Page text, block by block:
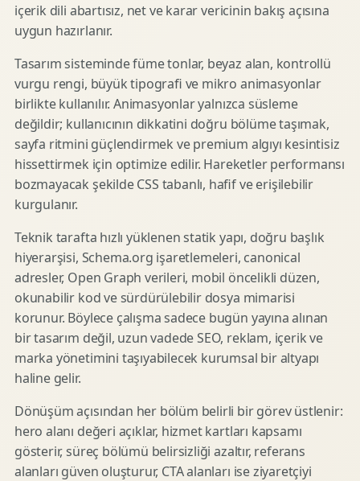
içerik dili abartısız, net ve karar vericinin bakış açısına
uygun hazırlanır.
Tasarım sisteminde füme tonlar, beyaz alan, kontrollü
vurgu rengi, büyük tipografi ve mikro animasyonlar
birlikte kullanılır. Animasyonlar yalnızca süsleme
değildir; kullanıcının dikkatini doğru bölüme taşımak,
sayfa ritmini güçlendirmek ve premium algıyı kesintisiz
hissettirmek için optimize edilir. Hareketler performansı
bozmayacak şekilde CSS tabanlı, hafif ve erişilebilir
kurgulanır.
Teknik tarafta hızlı yüklenen statik yapı, doğru başlık
hiyerarşisi, Schema.org işaretlemeleri, canonical
adresler, Open Graph verileri, mobil öncelikli düzen,
okunabilir kod ve sürdürülebilir dosya mimarisi
korunur. Böylece çalışma sadece bugün yayına alınan
bir tasarım değil, uzun vadede SEO, reklam, içerik ve
marka yönetimini taşıyabilecek kurumsal bir altyapı
haline gelir.
Dönüşüm açısından her bölüm belirli bir görev üstlenir:
hero alanı değeri açıklar, hizmet kartları kapsamı
gösterir, süreç bölümü belirsizliği azaltır, referans
alanları güven oluşturur, CTA alanları ise ziyaretçiyi